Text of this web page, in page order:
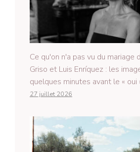
Ce qu'on n'a pas vu du mariage
Griso et Luis Enríquez : les
quelques minutes avant le « oui
27 juillet 2026